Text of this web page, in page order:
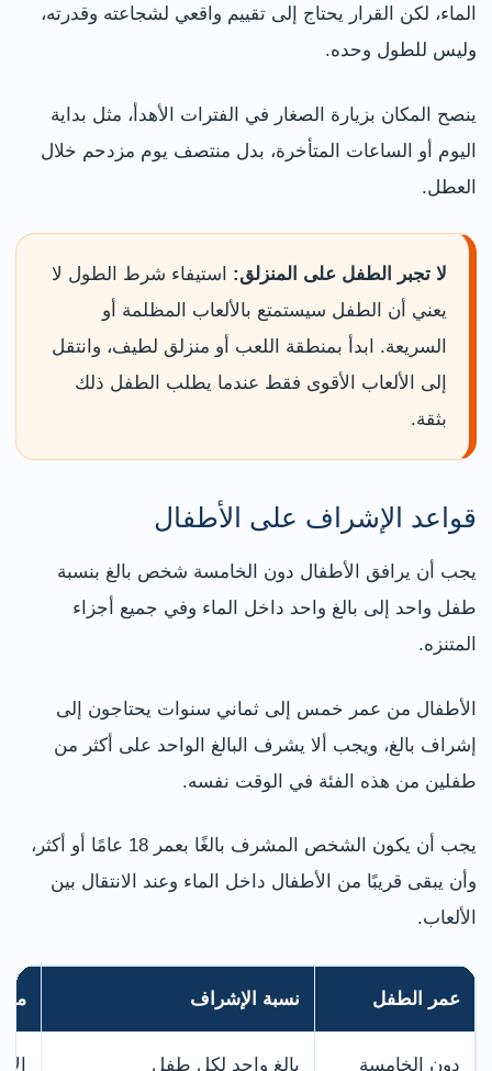
الماء، لكن القرار يحتاج إلى تقييم واقعي لشجاعته وقدرته،
وليس للطول وحده.
ينصح المكان بزيارة الصغار في الفترات الأهدأ، مثل بداية
اليوم أو الساعات المتأخرة، بدل منتصف يوم مزدحم خلال
العطل.
لا تجبر الطفل على المنزلق: استيفاء شرط الطول لا
يعني أن الطفل سيستمتع بالألعاب المظلمة أو
السريعة. ابدأ بمنطقة اللعب أو منزلق لطيف، وانتقل
إلى الألعاب الأقوى فقط عندما يطلب الطفل ذلك
بثقة.
قواعد الإشراف على الأطفال
يجب أن يرافق الأطفال دون الخامسة شخص بالغ بنسبة
طفل واحد إلى بالغ واحد داخل الماء وفي جميع أجزاء
المتنزه.
الأطفال من عمر خمس إلى ثماني سنوات يحتاجون إلى
إشراف بالغ، ويجب ألا يشرف البالغ الواحد على أكثر من
طفلين من هذه الفئة في الوقت نفسه.
يجب أن يكون الشخص المشرف بالغًا بعمر 18 عامًا أو أكثر،
وأن يبقى قريبًا من الأطفال داخل الماء وعند الانتقال بين
الألعاب.
عمر الطفل نسبة الإشراف
دون الخامسة بالغ واحد لكل طفل